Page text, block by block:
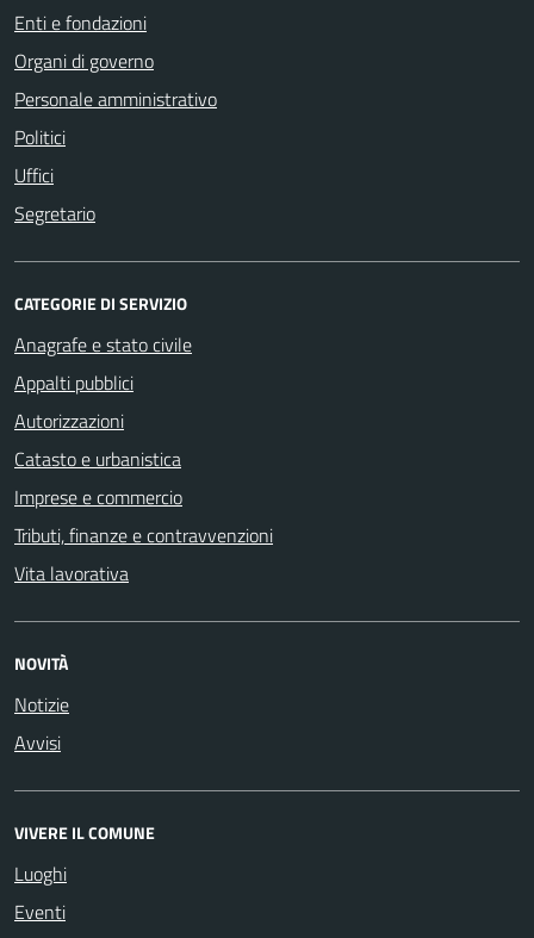
Enti e fondazioni
Organi di governo
Personale amministrativo
Politici
Uffici
Segretario
CATEGORIE DI SERVIZIO
Anagrafe e stato civile
Appalti pubblici
Autorizzazioni
Catasto e urbanistica
Imprese e commercio
Tributi, finanze e contravvenzioni
Vita lavorativa
NOVITÀ
Notizie
Avvisi
VIVERE IL COMUNE
Luoghi
Eventi